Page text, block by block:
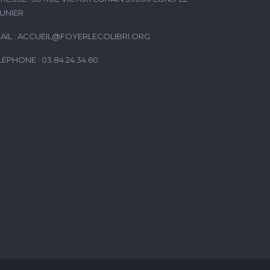
: ACCUEIL@FOYERLECOLIBRI.ORG
: 03.84.24.34.60